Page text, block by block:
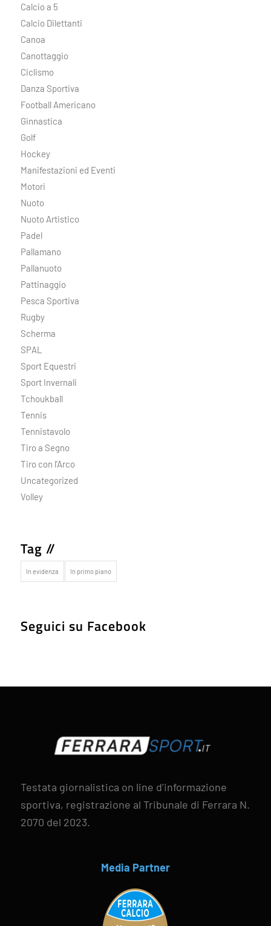
Calcio a 5
Calcio Dilettanti
Canoa
Canottaggio
Ciclismo
Danza Sportiva
Football Americano
Ginnastica
Golf
Hockey
Manifestazioni ed Eventi
Motori
Nuoto
Nuoto Artistico
Padel
Pallamano
Pallanuoto
Pattinaggio
Pesca Sportiva
Rugby
Scherma
SPAL
Sport Equestri
Sport Invernali
Tchoukball
Tennis
Tennistavolo
Tiro a Segno
Tiro con l’Arco
Uncategorized
Volley
Tag //
In evidenza In primo piano
Seguici su Facebook
Testata giornalistica on line d’informazione
sportiva, registrazione al Tribunale di Ferrara N.
2070 del 2023.
Media Partner